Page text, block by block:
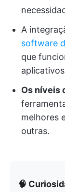
A
software
que
Os níveis
melhores
outras.
🧠